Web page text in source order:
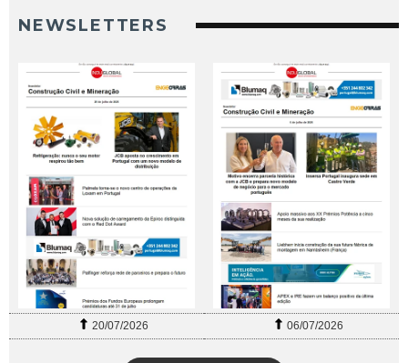
NEWSLETTERS
20/07/2026 06/07/2026